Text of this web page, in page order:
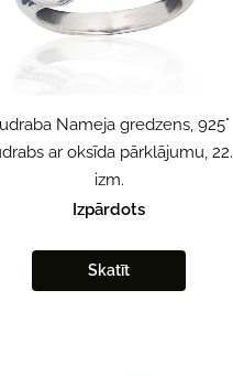
Nameja gredzens, 925°
ar oksīda pārklājumu, 22.
izm.
Izpārdots
Skatīt